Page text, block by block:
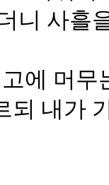
니 사흘
에 머
되 내가